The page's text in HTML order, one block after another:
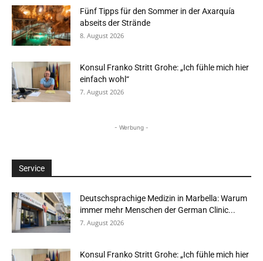
Fünf Tipps für den Sommer in der Axarquía
abseits der Strände
8. August 2026
Konsul Franko Stritt Grohe: „Ich fühle mich hier
einfach wohl“
7. August 2026
- Werbung -
Service
Deutschsprachige Medizin in Marbella: Warum
immer mehr Menschen der German Clinic...
7. August 2026
Konsul Franko Stritt Grohe: „Ich fühle mich hier